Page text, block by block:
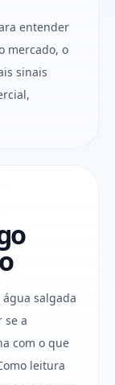
entender
mercado, o
sinais
salgada
se a
com o que
leitura